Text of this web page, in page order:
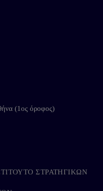
(1ος όροφος)
ΣΤΡΑΤΗΓΙΚΩΝ